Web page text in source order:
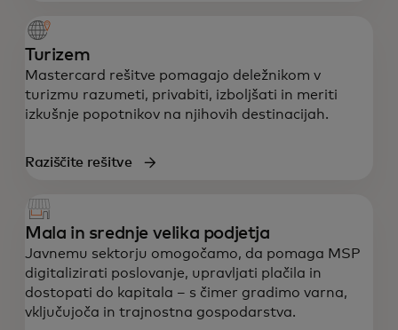
Turizem
Mastercard rešitve pomagajo deležnikom v
turizmu razumeti, privabiti, izboljšati in meriti
izkušnje popotnikov na njihovih destinacijah.
Raziščite rešitve
Mala in srednje velika podjetja
Javnemu sektorju omogočamo, da pomaga MSP
digitalizirati poslovanje, upravljati plačila in
dostopati do kapitala – s čimer gradimo varna,
vključujoča in trajnostna gospodarstva.